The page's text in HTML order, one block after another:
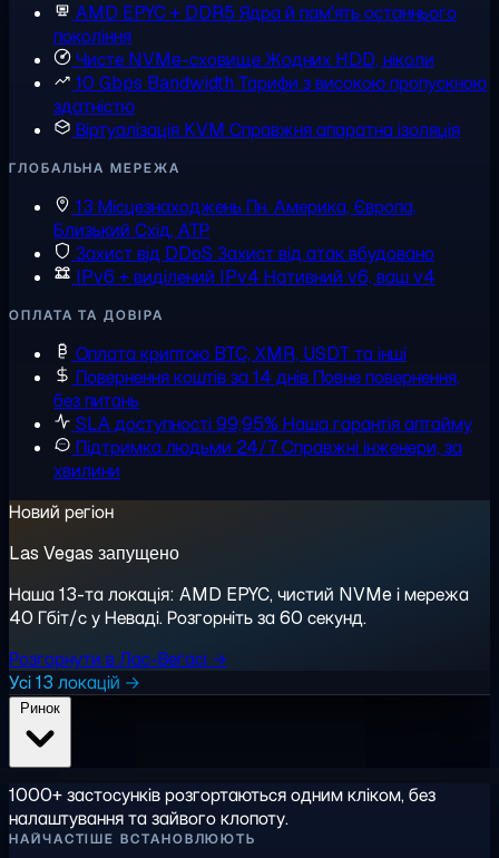
AMD EPYC + DDR5 Ядра й пам'ять останнього
покоління
Чисте NVMe-сховищеЖодних HDD, ніколи
10 Gbps Bandwidth Тарифи з високою пропускною
здатністю
Віртуалізація KVM Справжня апаратна ізоляція
ГЛОБАЛЬНА МЕРЕЖА
13 Місцезнаходжень Пн. Америка, Європа,
Близький Схід, АТР
Захист від DDoS Захист від атак вбудовано
IPv6 + виділений IPv4 Нативний v6, ваш v4
ОПЛАТА ТА ДОВІРА
Оплата криптою BTC, XMR, USDT та інші
Повернення коштів за 14 днів Повне повернення,
без питань
SLA доступності 99,95% Наша гарантія аптайму
Підтримка людьми 24/7Справжні інженери, за
хвилини
Новий регіон
Las Vegas запущено
Наша 13-та локація: AMD EPYC, чистий NVMe і мережа
40 Гбіт/с у Неваді. Розгорніть за 60 секунд.
Розгорнути в Лас-Вегасі →
Усі 13 локацій →
1000+ застосунків розгортаються одним кліком, без
налаштування та зайвого клопоту.
НАЙЧАСТІШЕ ВСТАНОВЛЮЮТЬ